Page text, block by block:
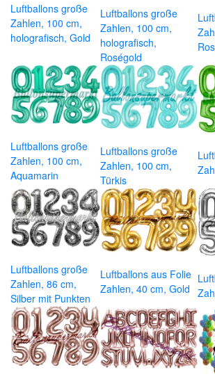
Luftballons große
Zahlen, 100 cm,
holografisch, Gold
Luftballons große
Zahlen, 100 cm,
holografisch,
Roségold
Luftballons große
Zahlen, 100 cm,
Aquamarin
Luftballons große
Zahlen, 100 cm,
Türkis
Luftballons große
Zahlen, 86 cm,
Silber mit Punkten
Luftballons aus Folie
Zahlen, 40 cm, Gold